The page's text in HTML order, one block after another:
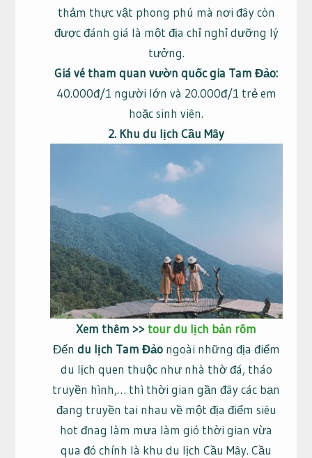
thảm thực vật phong phú mà nơi đây còn
được đánh giá là một địa chỉ nghỉ dưỡng lý
tưởng.
Giá vé tham quan vườn quốc gia Tam Đảo:
40.000đ/1 người lớn và 20.000đ/1 trẻ em
hoặc sinh viên.
2. Khu du lịch Cầu Mây
Xem thêm >> tour du lịch bản rõm
Đến du lịch Tam Đảongoài những địa điểm
du lịch quen thuộc như nhà thờ đá, tháo
truyền hình,… thì thời gian gần đây các bạn
đang truyền tai nhau về một địa điểm siêu
hot đnag làm mưa làm gió thời gian vừa
qua đó chính là khu du lịch Cầu Mây. Cầu